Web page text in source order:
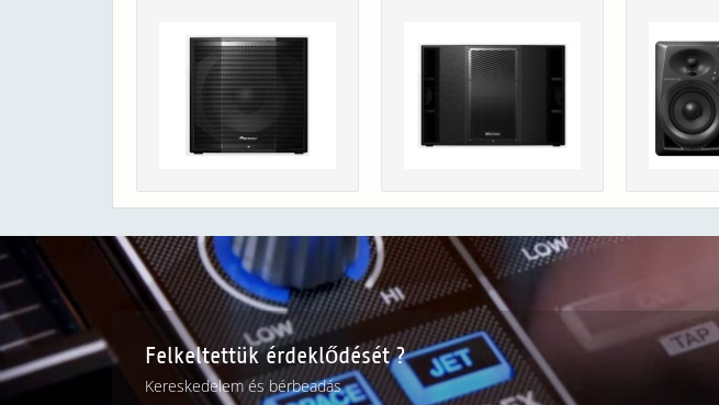
Felkeltettük érdeklődését ?
Kereskedelem és bérbeadás